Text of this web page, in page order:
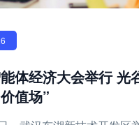
体经济大会举行 光
值场”